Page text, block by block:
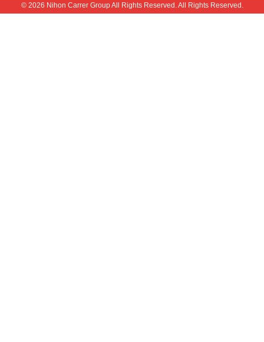
© 2026 Nihon Carrer Group All Rights Reserved. All Rights Reserved.